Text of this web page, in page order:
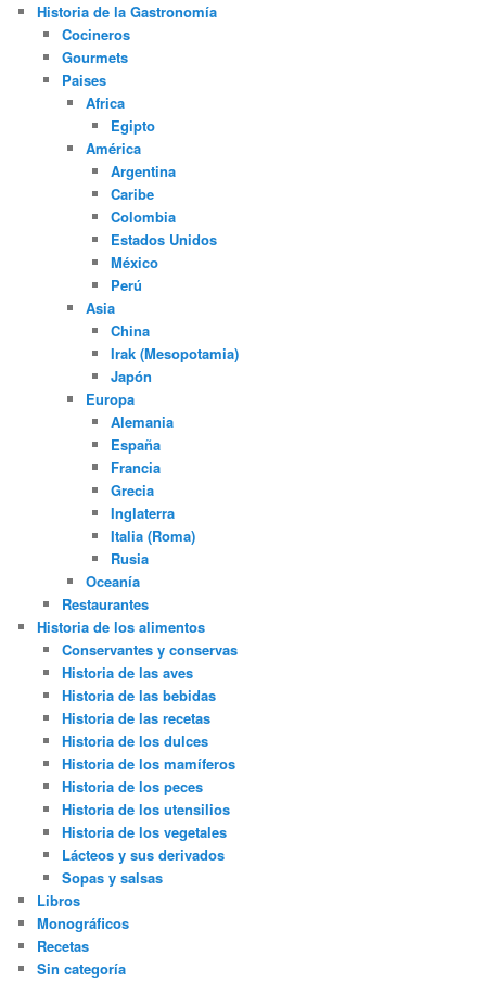
Historia de la Gastronomía
Cocineros
Gourmets
Paises
Africa
Egipto
América
Argentina
Caribe
Colombia
Estados Unidos
México
Perú
Asia
China
Irak (Mesopotamia)
Japón
Europa
Alemania
España
Francia
Grecia
Inglaterra
Italia (Roma)
Rusia
Oceanía
Restaurantes
Historia de los alimentos
Conservantes y conservas
Historia de las aves
Historia de las bebidas
Historia de las recetas
Historia de los dulces
Historia de los mamíferos
Historia de los peces
Historia de los utensilios
Historia de los vegetales
Lácteos y sus derivados
Sopas y salsas
Libros
Monográficos
Recetas
Sin categoría